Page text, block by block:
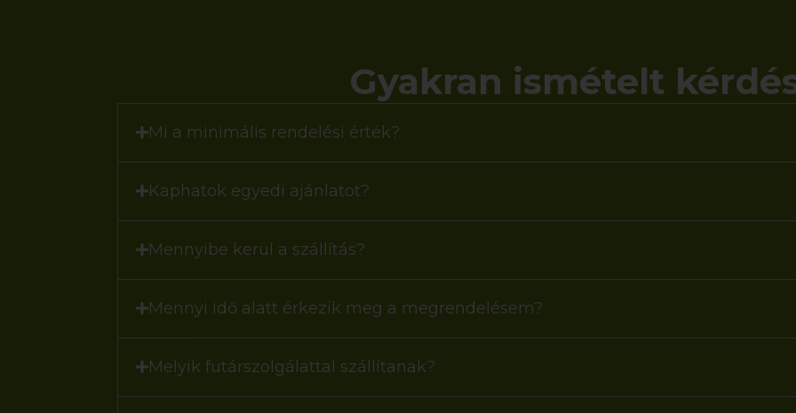
Gyakran ismételt
Mi a minimális rendelési érték?
Kaphatok egyedi ajánlatot?
Mennyibe kerül a szállítás?
Mennyi idő alatt érkezik meg a megrendelésem?
Melyik futárszolgálattal szállítanak?